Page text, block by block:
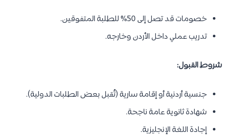
خصومات قد تصل إلى 50% للطلبة المتفوقين.
تدريب عملي داخل الأردن وخارجه.
شروط القبول:
جنسية أردنية أو إقامة سارية (تُقبل بعض الطلبات الدولية).
شهادة ثانوية عامة ناجحة.
إجادة اللغة الإنجليزية.